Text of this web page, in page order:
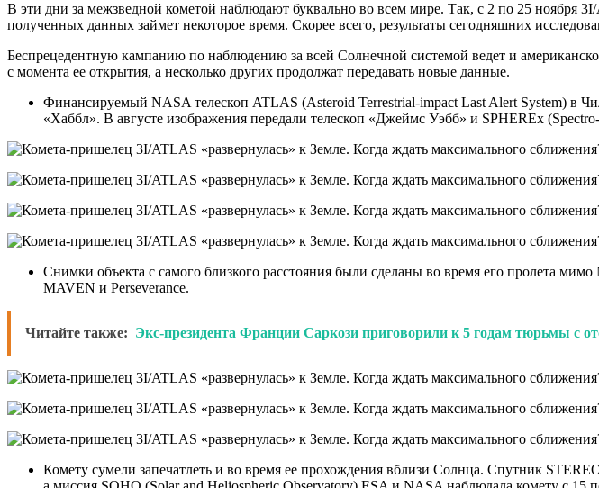
В эти дни за межзведной кометой наблюдают буквально во всем мире. Так, с 2 по 25 ноября
полученных данных займет некоторое время. Скорее всего, результаты сегодняшних
Беспрецедентную кампанию по наблюдению за всей Солнечной системой ведет и
с момента ее открытия, а несколько других продолжат передавать новые данные.
Финансируемый NASA телескоп ATLAS (Asteroid Terrestrial-impact Last Alert System) в
«Хаббл». В августе изображения передали телескоп «Джеймс Уэбб» и SPHEREx
Снимки объекта с самого близкого расстояния были сделаны во время его пролета
MAVEN и Perseverance.
Читайте также: Экс-президента Франции Саркози приговорили к 5 годам тюрьмы с
Комету сумели запечатлеть и во время ее прохождения вблизи Солнца. Спутник